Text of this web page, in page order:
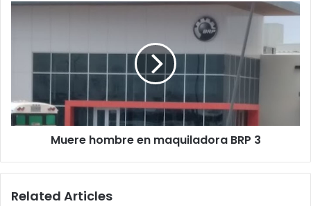
otros
Muere
maquiladora
Muere hombre en maquiladora BRP 3
Related Articles